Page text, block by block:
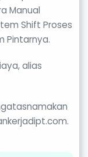
Manual
Shift Proses
Pintarnya.
alias